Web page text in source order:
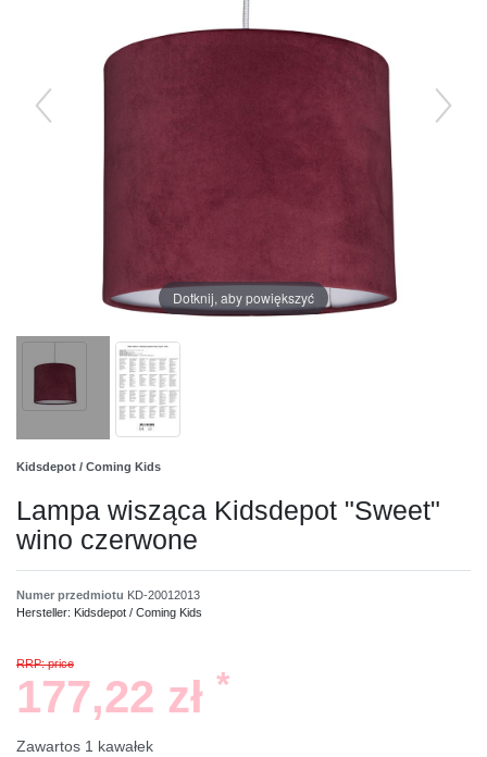
Dotknij, aby powiększyć
Kidsdepot / Coming Kids
Lampa wisząca Kidsdepot "Sweet"
wino czerwone
Numer przedmiotu KD-20012013
Hersteller: Kidsdepot / Coming Kids
RRP: price
177,22 zł *
Zawartos 1 kawałek